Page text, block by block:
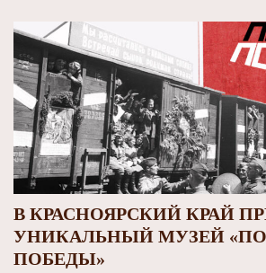
В КРАСНОЯРСКИЙ КРАЙ
УНИКАЛЬНЫЙ МУЗЕЙ
ПОБЕДЫ»